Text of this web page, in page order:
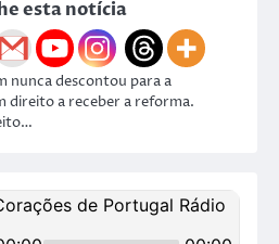
esta notícia
nunca descontou para a
direito a receber a reforma.